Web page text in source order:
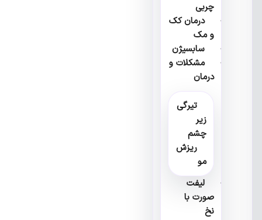
چربی
درمان کک
و مک
سابسیژن
مشکلات و
درمان
تیرگی
چشم
ریزش
لیفت
صورت با